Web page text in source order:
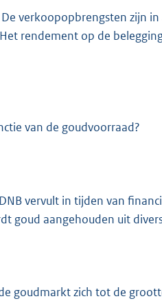
De verkoopopbrengsten zijn
rendement op de
van de goudvoorraad?
vervult in tijden van
goud aangehouden uit
goudmarkt zich tot de